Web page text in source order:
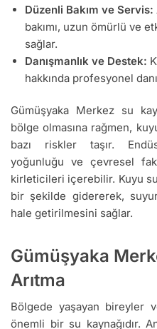
Düzenli Bakım ve Servis:
bakımı, uzun ömürlü ve
sağlar.
Danışmanlık ve Destek:
hakkında profesyonel
Gümüşyaka Merkez su
bölge olmasına rağmen,
bazı riskler taşır.
yoğunluğu ve çevresel
kirleticileri içerebilir. Kuyu
bir şekilde gidererek,
hale getirilmesini sağlar.
Gümüşyaka
Arıtma
Bölgede yaşayan bireyler
önemli bir su kaynağıdır.